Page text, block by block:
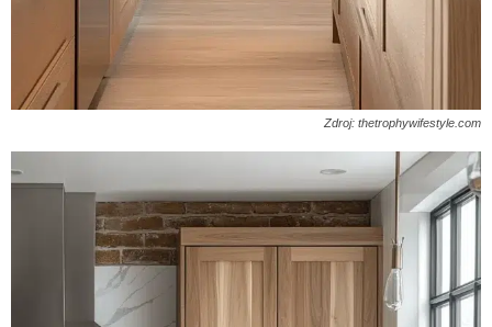
Zdroj: thetrophywifestyle.com